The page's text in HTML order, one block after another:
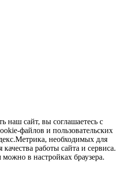
наш сайт, вы соглашаетесь с
файлов и пользовательских
необходимых для
работы сайта и сервиса.
можно в настройках браузера.